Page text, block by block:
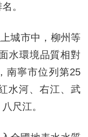
。
市中，柳州等
水環境品質相對
南寧市位列第25
水河、右江、武
尺江。